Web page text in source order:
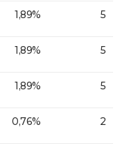
1,89% 5
1,89% 5
1,89% 5
0,76% 2